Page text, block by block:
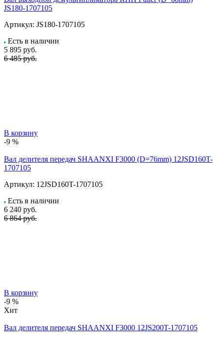
JS180-1707105
Артикул: JS180-1707105
Есть в наличии
5 895 руб.
6 485 руб.
В корзину
-9 %
Вал делителя передач SHAANXI F3000 (D=76mm) 12JSD160T-
1707105
Артикул: 12JSD160T-1707105
Есть в наличии
6 240 руб.
6 864 руб.
В корзину
-9 %
Хит
Вал делителя передач SHAANXI F3000 12JS200T-1707105